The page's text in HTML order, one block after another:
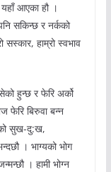
आएका हौ ।
सकिन्छ र नर्कको
सस्कार, हाम्रो स्वभाव
हुन्छ र फेरि अर्को
फेरि बिरुवा बन्न
सुख-दु:ख,
। भाग्यको भोग
। हामी भोग्न